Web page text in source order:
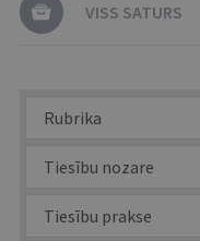
VISS SATURS
Rubrika
Tiesību nozare
Tiesību prakse